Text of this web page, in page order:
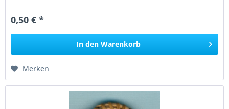
0,50 € *
In den Warenkorb
Merken